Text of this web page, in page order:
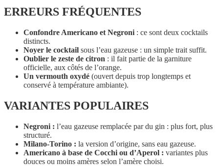
ERREURS FRÉQUENTES
Confondre Americano et Negroni : ce sont deux cocktails
distincts.
Noyer le cocktail sous l’eau gazeuse : un simple trait suffit.
Oublier le zeste de citron : il fait partie de la garniture
officielle, aux côtés de l’orange.
Un vermouth oxydé (ouvert depuis trop longtemps et
conservé à température ambiante).
VARIANTES POPULAIRES
Negroni : l’eau gazeuse remplacée par du gin : plus fort, plus
structuré.
Milano-Torino : la version d’origine, sans eau gazeuse.
Americano à base de Cocchi ou d’Aperol : variantes plus
douces ou moins amères selon l’amère choisi.